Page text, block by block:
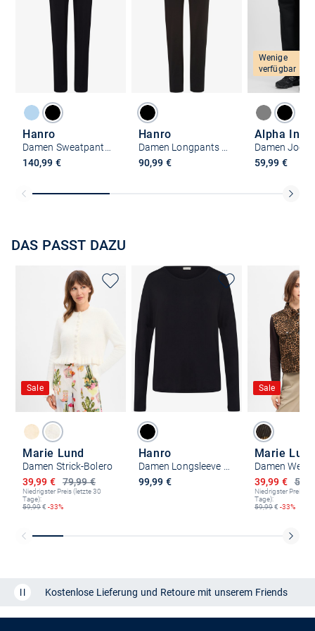
Hanro
140,99 €
Hanro
90,99 €
Wenige
verfügbar
Alpha
Damen
59,99 €
DAS PASST DAZU
Sale
Marie Lund
Damen Strick-Bolero
79,99 €
Ermäßigter Preis
39,99 €
Niedrigster Preis (letzte 30
Tage):
59,99€ -33%
Hanro
Damen Longsleeve - Yoga
99,99 €
Sale
Damen Weste
Ermäßigter
39,99 €
Niedrigster Preis
Tage):
59,99€ -33%
Kostenlose Lieferung und Retoure mit unserem Friends
CLUB